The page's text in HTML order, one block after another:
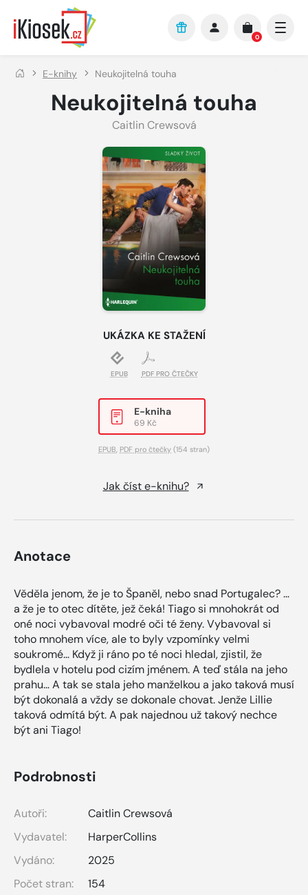
Přejít na hlavní obsah
0
E-knihy Neukojitelná touha
Neukojitelná touha
Caitlin Crewsová
UKÁZKA KE STAŽENÍ
EPUB PDF PRO ČTEČKY
E-kniha
69 Kč
EPUB, PDF pro čtečky (154 stran)
Jak číst e-knihu?
Anotace
Věděla jenom, že je to Španěl, nebo snad Portugalec? …
a že je to otec dítěte, jež čeká! Tiago si mnohokrát od
oné noci vybavoval modré oči té ženy. Vybavoval si
toho mnohem více, ale to byly vzpomínky velmi
soukromé… Když ji ráno po té noci hledal, zjistil, že
bydlela v hotelu pod cizím jménem. A teď stála na jeho
prahu… A tak se stala jeho manželkou a jako taková musí
být dokonalá a vždy se dokonale chovat. Jenže Lillie
taková odmítá být. A pak najednou už takový nechce
být ani Tiago!
Podrobnosti
Autoři:
Caitlin Crewsová
Vydavatel:
HarperCollins
Vydáno:
2025
Počet stran:
154